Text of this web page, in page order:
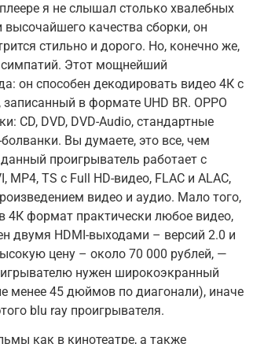
я не слышал столько хвалебных
качества сборки, он
стильно и дорого. Но, конечно же,
симпатий. Этот мощнейший
он способен декодировать видео 4К с
в формате UHD BR. OPPO
CD, DVD, DVD-Audio, стандартные
Вы думаете, это все, чем
проигрыватель работает с
TS c Full HD-видео, FLAC и ALAC,
видео и аудио. Мало того,
4К формат практически любое видео,
двумя HDMI-выходами – версий 2.0 и
цену – около 70 000 рублей, —
нужен широкоэкранный
менее 45 дюймов по диагонали), иначе
blu ray проигрывателя.
как в кинотеатре, а также